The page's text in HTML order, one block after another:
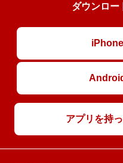
ダウンロー
アプリを持